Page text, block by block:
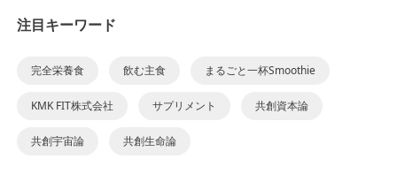
注目キーワード
完全栄養食 飲む主食 まるごと一杯Smoothie
KMK FIT株式会社 サプリメント 共創資本論
共創宇宙論 共創生命論